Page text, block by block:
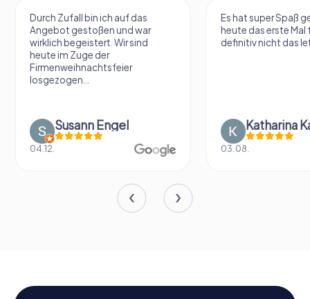
Durch Zufall bin ich auf das
Angebot gestoßen und war
wirklich begeistert. Wir sind
heute im Zuge der
Firmenweihnachtsfeier
losgezogen...
Susann Engel
04.12.
Es hat super Spaß
heute das erste Mal
definitiv nicht das
Katharina
03.08.